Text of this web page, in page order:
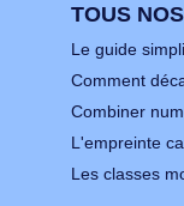
TOUS
Le guide
Comment
Combiner
L'empreinte
Les classes